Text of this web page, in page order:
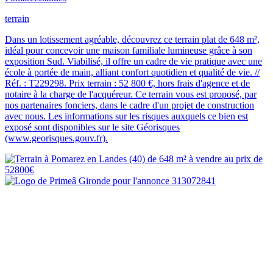
terrain
Dans un lotissement agréable, découvrez ce terrain plat de 648 m²,
idéal pour concevoir une maison familiale lumineuse grâce à son
exposition Sud. Viabilisé, il offre un cadre de vie pratique avec une
école à portée de main, alliant confort quotidien et qualité de vie. //
Réf. : T229298. Prix terrain : 52 800 €, hors frais d'agence et de
notaire à la charge de l'acquéreur. Ce terrain vous est proposé, par
nos partenaires fonciers, dans le cadre d'un projet de construction
avec nous. Les informations sur les risques auxquels ce bien est
exposé sont disponibles sur le site Géorisques
(www.georisques.gouv.fr).